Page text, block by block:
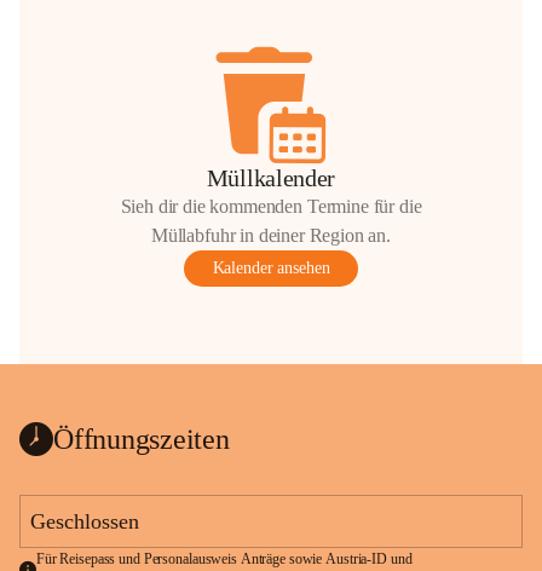
Müllkalender
Sieh dir die kommenden Termine für die
Müllabfuhr in deiner Region an.
Kalender ansehen
Öffnungszeiten
Geschlossen
Für Reisepass und Personalausweis Anträge sowie Austria-ID und